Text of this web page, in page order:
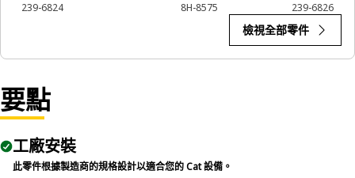
239-6824 8H-8575 239-6826
檢視全部零件
要點
工廠安裝
此零件根據製造商的規格設計以適合您的 Cat 設備。